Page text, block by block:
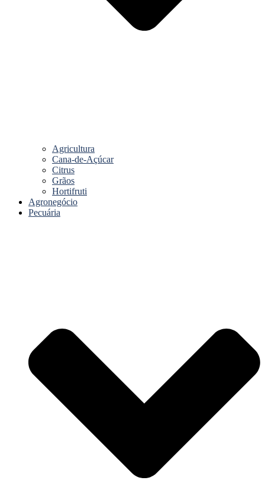
Agricultura
Cana-de-Açúcar
Citrus
Grãos
Hortifruti
Agronegócio
Pecuária